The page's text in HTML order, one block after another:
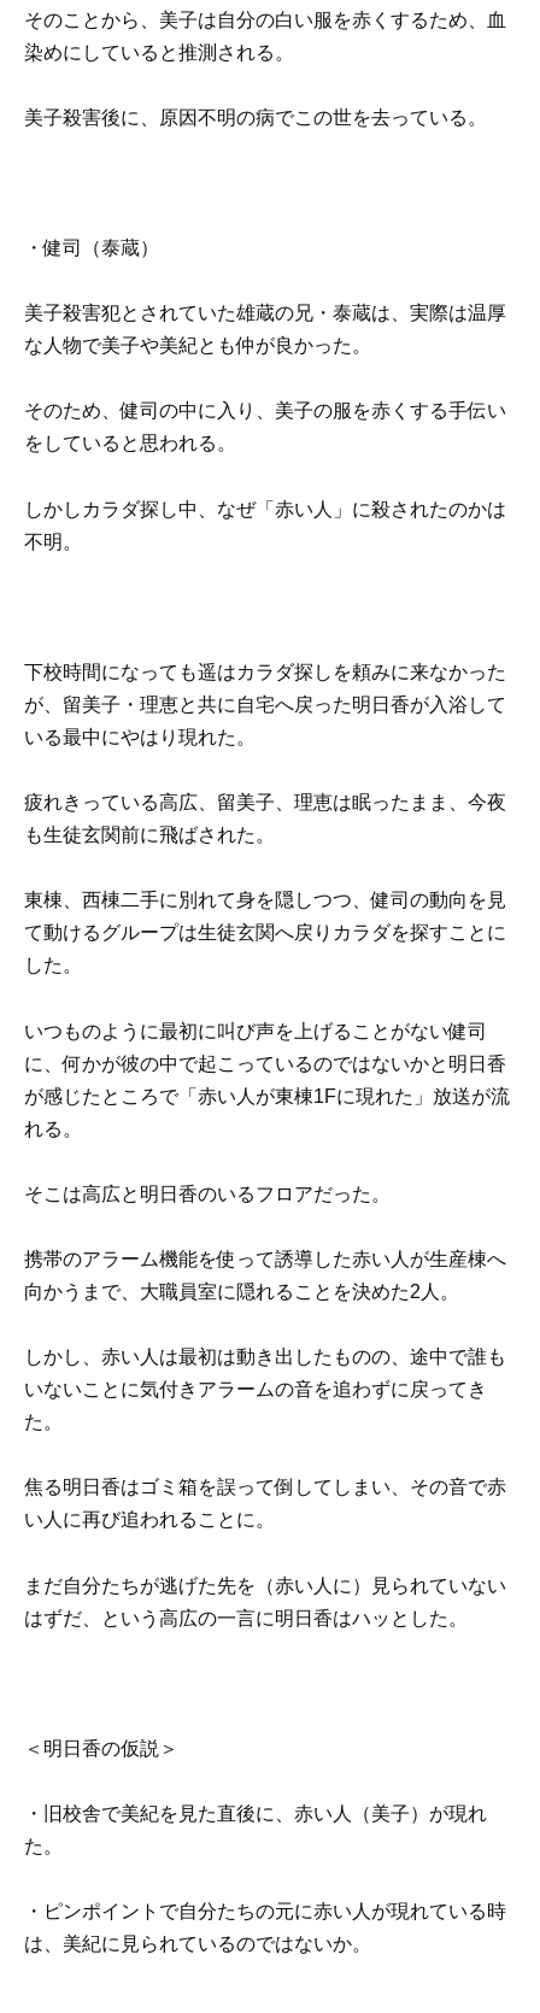
そのことから、美子は自分の白い服を赤くするため、血
染めにしていると推測される。
美子殺害後に、原因不明の病でこの世を去っている。
・健司（泰蔵）
美子殺害犯とされていた雄蔵の兄・泰蔵は、実際は温厚
な人物で美子や美紀とも仲が良かった。
そのため、健司の中に入り、美子の服を赤くする手伝い
をしていると思われる。
しかしカラダ探し中、なぜ「赤い人」に殺されたのかは
不明。
下校時間になっても遥はカラダ探しを頼みに来なかった
が、留美子・理恵と共に自宅へ戻った明日香が入浴して
いる最中にやはり現れた。
疲れきっている高広、留美子、理恵は眠ったまま、今夜
も生徒玄関前に飛ばされた。
東棟、西棟二手に別れて身を隠しつつ、健司の動向を見
て動けるグループは生徒玄関へ戻りカラダを探すことに
した。
いつものように最初に叫び声を上げることがない健司
に、何かが彼の中で起こっているのではないかと明日香
が感じたところで「赤い人が東棟1Fに現れた」放送が流
れる。
そこは高広と明日香のいるフロアだった。
携帯のアラーム機能を使って誘導した赤い人が生産棟へ
向かうまで、大職員室に隠れることを決めた2人。
しかし、赤い人は最初は動き出したものの、途中で誰も
いないことに気付きアラームの音を追わずに戻ってき
た。
焦る明日香はゴミ箱を誤って倒してしまい、その音で赤
い人に再び追われることに。
まだ自分たちが逃げた先を（赤い人に）見られていない
はずだ、という高広の一言に明日香はハッとした。
＜明日香の仮説＞
・旧校舎で美紀を見た直後に、赤い人（美子）が現れ
た。
・ピンポイントで自分たちの元に赤い人が現れている時
は、美紀に見られているのではないか。